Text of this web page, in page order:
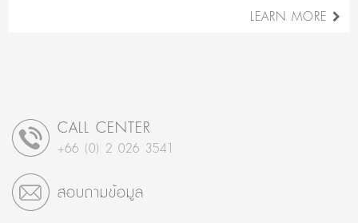
LEARN MORE
CALL CENTER
+66 (0) 2 026 3541
สอบถามข้อมูล